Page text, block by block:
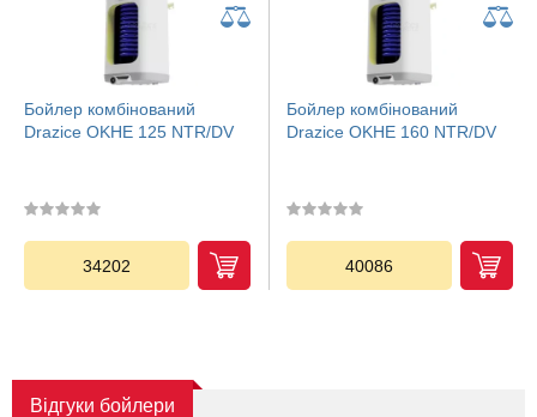
Бойлер комбінований
Drazice OKHE 125 NTR/DV
34202
Бойлер комбінований
Drazice OKHE 160 NTR/DV
40086
Відгуки бойлери